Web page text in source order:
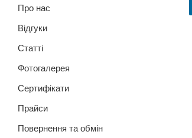
Про нас
Відгуки
Статті
Фотогалерея
Сертифікати
Прайси
Повернення та обмін